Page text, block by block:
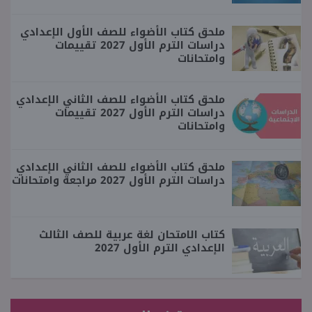
ملحق كتاب الأضواء للصف الأول الإعدادي
دراسات الترم الأول 2027 تقييمات
وامتحانات
ملحق كتاب الأضواء للصف الثاني الإعدادي
دراسات الترم الأول 2027 تقييمات
وامتحانات
ملحق كتاب الأضواء للصف الثاني الإعدادي
دراسات الترم الأول 2027 مراجعة وامتحانات
كتاب الامتحان لغة عربية للصف الثالث
الإعدادي الترم الأول 2027